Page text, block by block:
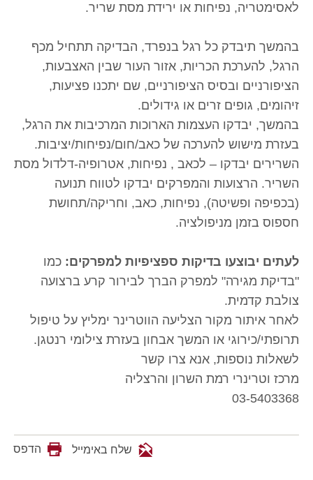
לאסימטריה, נפיחות או ירידת מסת שריר.
בהמשך תיבדק כל רגל בנפרד, הבדיקה תתחיל מכף
הרגל, להערכת הכריות, אזור העור שבין האצבעות,
הציפורניים ובסיס הציפורניים, שם יתכנו פציעות,
זיהומים, גופים זרים או גידולים.
בהמשך, יבדקו העצמות הארוכות המרכיבות את הרגל,
בעזרת מישוש להערכה של כאב/חום/נפיחות/יציבות.
השרירים יבדקו – לכאב , נפיחות, אטרופיה-דלדול מסת
השריר. הרצועות והמפרקים יבדקו לטווח תנועה
(בכפיפה ופשיטה), נפיחות, כאב, וחריקה/תחושת
חספוס בזמן מניפולציה.
לעתים יבוצעו בדיקות ספציפיות למפרקים: כמו
"בדיקת מגירה" למפרק הברך לבירור קרע ברצועה
צולבת קדמית.
לאחר איתור מקור הצליעה הווטרינר ימליץ על טיפול
תרופתי/כירוגי או המשך אבחון בעזרת צילומי רנטגן.
לשאלות נוספות, אנא צרו קשר
מרכז וטרינרי רמת השרון והרצליה
03-5403368
שלח באימייל הדפס